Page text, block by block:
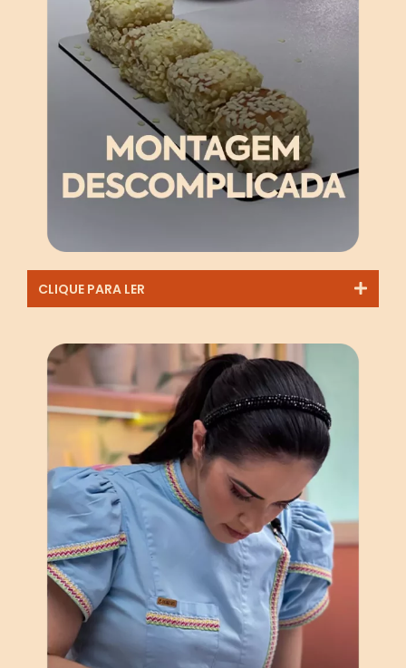
CLIQUE PARA LER